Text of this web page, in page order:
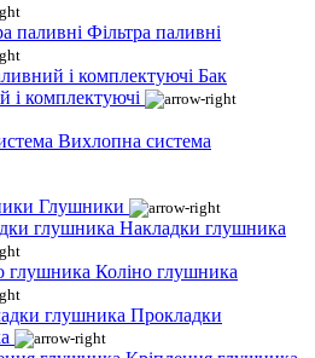
Фільтра паливні
Бак
і комплектуючі
Вихлопна система
Глушники
Накладки глушника
Коліно глушника
Прокладки